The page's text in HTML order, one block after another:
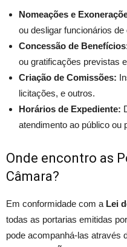
Nomeações e
ou desligar funcionários
Concessão de
ou gratificações previstas
Criação de Comissões:
licitações, e outros.
Horários de Expediente:
atendimento ao público ou
Onde encontro as
Câmara?
Em conformidade com a Lei
todas as portarias emitidas
pode acompanhá-las através